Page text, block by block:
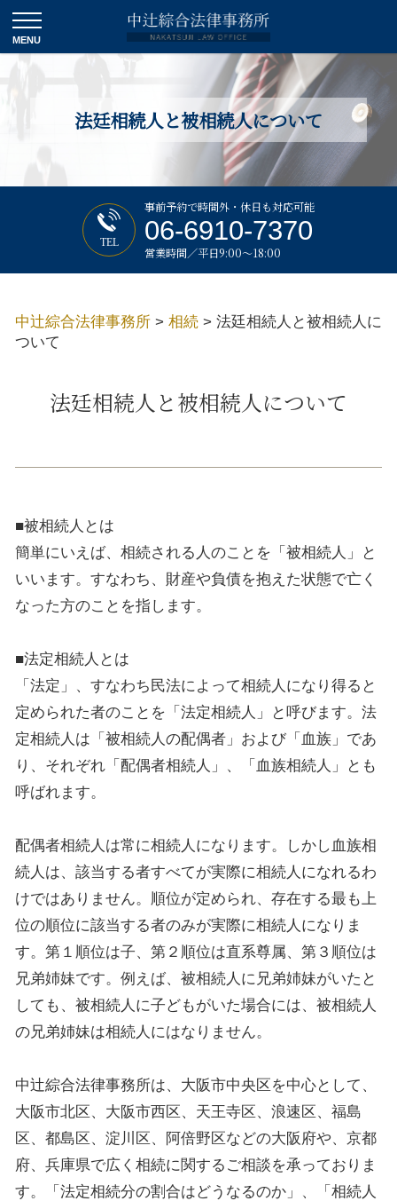
法廷相続人と被相続人について
TEL
事前予約で時間外・休日も対応可能
06-6910-7370
営業時間／平日9:00～18:00
中辻綜合法律事務所 > 相続 > 法廷相続人と被相続人に
ついて
法廷相続人と被相続人について
■被相続人とは
簡単にいえば、相続される人のことを「被相続人」と
いいます。すなわち、財産や負債を抱えた状態で亡く
なった方のことを指します。
■法定相続人とは
「法定」、すなわち民法によって相続人になり得ると
定められた者のことを「法定相続人」と呼びます。法
定相続人は「被相続人の配偶者」および「血族」であ
り、それぞれ「配偶者相続人」、「血族相続人」とも
呼ばれます。
配偶者相続人は常に相続人になります。しかし血族相
続人は、該当する者すべてが実際に相続人になれるわ
けではありません。順位が定められ、存在する最も上
位の順位に該当する者のみが実際に相続人になりま
す。第１順位は子、第２順位は直系尊属、第３順位は
兄弟姉妹です。例えば、被相続人に兄弟姉妹がいたと
しても、被相続人に子どもがいた場合には、被相続人
の兄弟姉妹は相続人にはなりません。
中辻綜合法律事務所は、大阪市中央区を中心として、
大阪市北区、大阪市西区、天王寺区、浪速区、福島
区、都島区、淀川区、阿倍野区などの大阪府や、京都
府、兵庫県で広く相続に関するご相談を承っておりま
す。「法定相続分の割合はどうなるのか」、「相続人